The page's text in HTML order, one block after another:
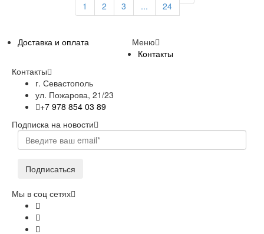
1 2 3 ... 24
Меню
Доставка и оплата
Контакты
Контакты
г. Севастополь
ул. Пожарова, 21/23
+7 978 854 03 89
Подписка на новости
Подписаться
Мы в соц сетях